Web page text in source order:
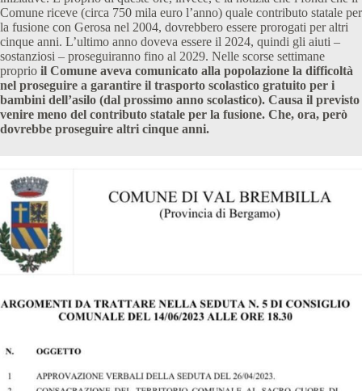
Comune riceve (circa 750 mila euro l’anno) quale contributo statale per
la fusione con Gerosa nel 2004, dovrebbero essere prorogati per altri
cinque anni. L’ultimo anno doveva essere il 2024, quindi gli aiuti –
sostanziosi – proseguiranno fino al 2029. Nelle scorse settimane
proprio il Comune aveva comunicato alla popolazione la difficoltà
nel proseguire a garantire il trasporto scolastico gratuito per i
bambini dell’asilo (dal prossimo anno scolastico). Causa il previsto
venire meno del contributo statale per la fusione. Che, ora, però
dovrebbe proseguire altri cinque anni.